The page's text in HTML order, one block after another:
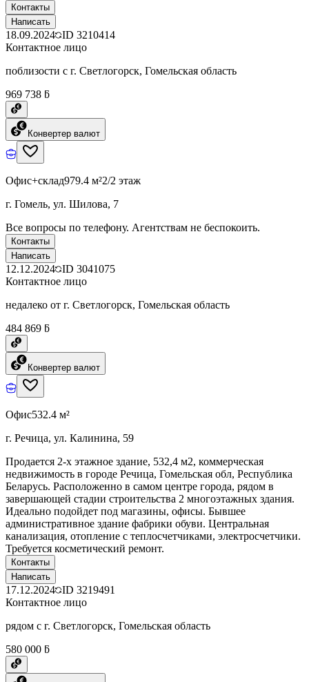
Контакты
Написать
18.09.2024 ID 3210414
Контактное лицо
поблизости с г. Светлогорск, Гомельская область
969 738 ƃ
Конвертер валют
Офис+склад979.4 м²2/2 этаж
г. Гомель, ул. Шилова, 7
Все вопросы по телефону. Агентствам не беспокоить.
Контакты
Написать
12.12.2024 ID 3041075
Контактное лицо
недалеко от г. Светлогорск, Гомельская область
484 869 ƃ
Конвертер валют
Офис532.4 м²
г. Речица, ул. Калинина, 59
Продается 2-х этажное здание, 532,4 м2, коммерческая
недвижимость в городе Речица, Гомельская обл, Республика
Беларусь. Расположенно в самом центре города, рядом в
завершающей стадии строительства 2 многоэтажных здания.
Идеально подойдет под магазины, офисы. Бывшее
административное здание фабрики обуви. Центральная
канализация, отопление с теплосчетчиками, электросчетчики.
Требуется косметический ремонт.
Контакты
Написать
17.12.2024 ID 3219491
Контактное лицо
рядом с г. Светлогорск, Гомельская область
580 000 ƃ